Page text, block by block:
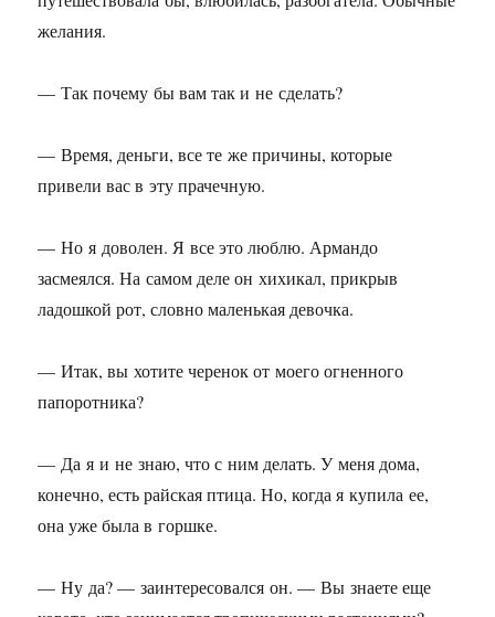
желания.
— Так почему бы вам так и не сделать?
— Время, деньги, все те же причины, которые
привели вас в эту прачечную.
— Но я доволен. Я все это люблю. Армандо
засмеялся. На самом деле он хихикал, прикрыв
ладошкой рот, словно маленькая девочка.
— Итак, вы хотите черенок от моего огненного
папоротника?
— Да я и не знаю, что с ним делать. У меня дома,
конечно, есть райская птица. Но, когда я купила ее,
она уже была в горшке.
— Ну да? — заинтересовался он. — Вы знаете еще